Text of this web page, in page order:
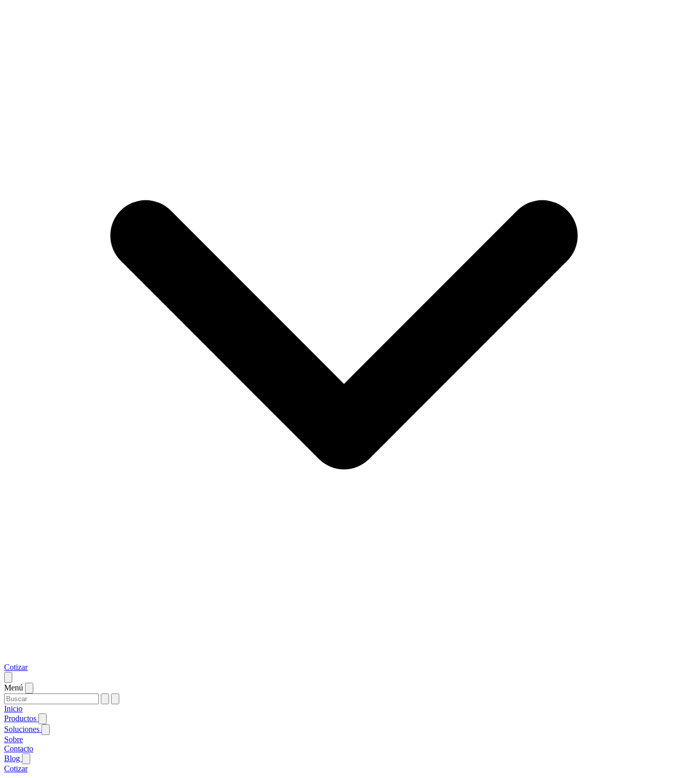
Cotizar
Menú
Inicio
Productos
Soluciones
Sobre
Contacto
Blog
Cotizar